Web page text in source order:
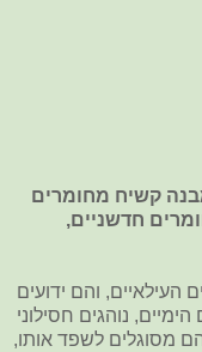
קשיח מחומרים
חדשניים,
העילאיים, והם ידועים
נוהגים חסילוני
מסוגלים לשפד אותו,